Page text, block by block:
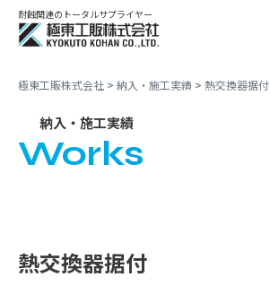
耐蝕関連のトータルサプライヤー
極東工販株式会社 > 納入・施工実績 > 熱交換器据付
納入・施工実績
Works
熱交換器据付